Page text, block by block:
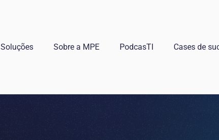
Soluções Sobre a MPE PodcasTI Cases de